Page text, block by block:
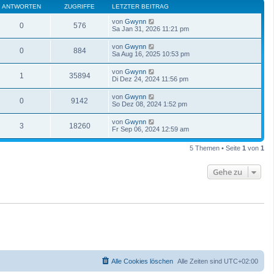
ANTWORTEN ZUGRIFFE LETZTER BEITRAG
0 576 von Gwynn
Sa Jan 31, 2026 11:21 pm
0 884 von Gwynn
Sa Aug 16, 2025 10:53 pm
1 35894 von Gwynn
Di Dez 24, 2024 11:56 pm
0 9142 von Gwynn
So Dez 08, 2024 1:52 pm
3 18260 von Gwynn
Fr Sep 06, 2024 12:59 am
5 Themen • Seite 1 von 1
Gehe zu
Alle Zeiten sind UTC+02:00
Alle Cookies löschen